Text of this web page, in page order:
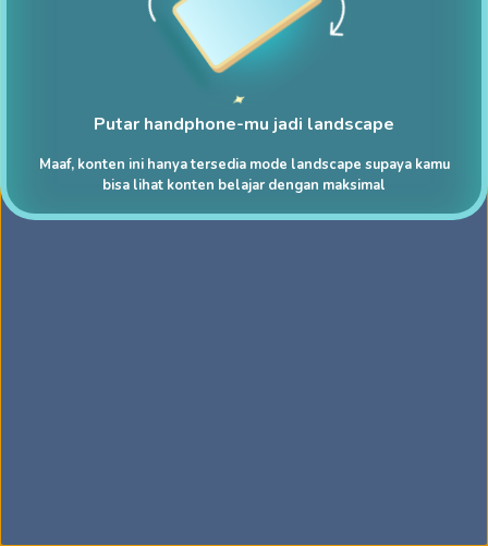
Putar handphone-mu jadi landscape
Maaf, konten ini hanya tersedia mode landscape supaya kamu
bisa lihat konten belajar dengan maksimal